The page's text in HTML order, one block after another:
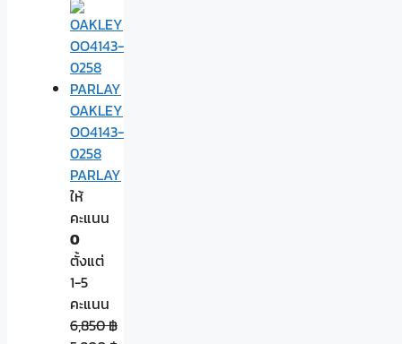
OAKLEY
OO4143-
0258
PARLAY
ให้
คะแนน
0
ตั้งแต่
1-5
คะแนน
6,850฿